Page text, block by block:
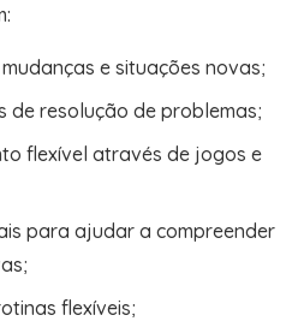
e situações novas;
de resolução de problemas;
flexível através de jogos e
para ajudar a compreender
flexíveis;